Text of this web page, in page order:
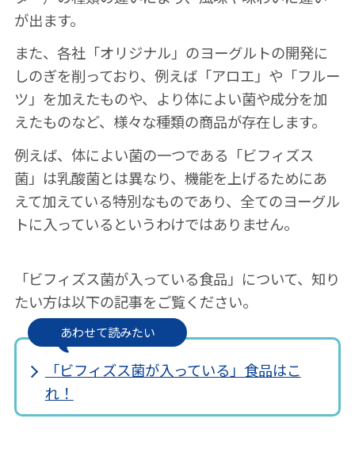
が出ます。
また、各社「オリジナル」のヨーグルトの開発に
しのぎを削っており、例えば「アロエ」や「フルー
ツ」を加えたものや、より体によい菌や成分を加
えたものなど、様々な種類の商品が存在します。
例えば、体によい菌の一つである「ビフィズス
菌」は乳酸菌とは異なり、機能を上げるためにあ
えて加えている特別なものであり、全てのヨーグル
トに入っているというわけではありません。
「ビフィズス菌が入っている食品」について、知り
たい方は以下の記事をご覧ください。
あわせて読みたい
「ビフィズス菌が入っている」食品はこ
れ！